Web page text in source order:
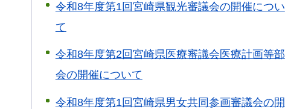
令和8年度第1回宮崎県観光審議会の開催につい
て
令和8年度第2回宮崎県医療審議会医療計画等部
会の開催について
令和8年度第1回宮崎県男女共同参画審議会の開